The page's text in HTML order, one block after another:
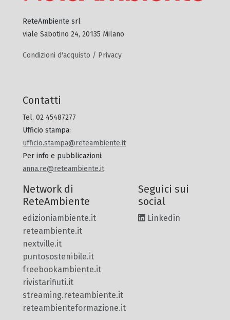
ReteAmbiente srl
viale Sabotino 24, 20135 Milano
Condizioni d'acquisto / Privacy
Contatti
Tel. 02 45487277
Ufficio stampa:
ufficio.stampa@reteambiente.it
Per info e pubblicazioni:
anna.re@reteambiente.it
Network di
ReteAmbiente
edizioniambiente.it
reteambiente.it
nextville.it
puntosostenibile.it
freebookambiente.it
rivistarifiuti.it
streaming.reteambiente.it
reteambienteformazione.it
Seguici sui
social
Linkedin